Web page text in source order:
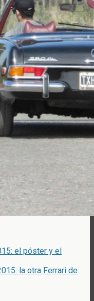
el póster y el
la otra Ferrari de